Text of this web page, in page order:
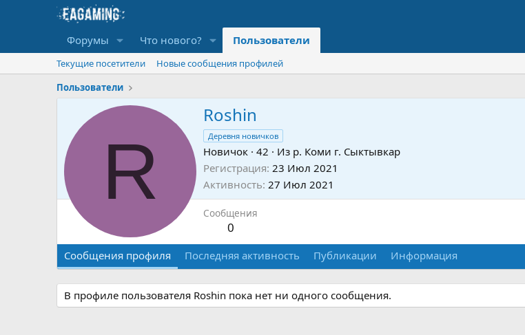
Форумы Что нового? Пользователи
Текущие посетители
Новые сообщения профилей
Пользователи
R
Roshin
Деревня новичков
Новичок · 42 · Из р. Коми г. Сыктывкар
Регистрация 23 Июл 2021
Активность 27 Июл 2021
Сообщения
0
Сообщения профиля Последняя активность Публикации Информация
В профиле пользователя Roshin пока нет ни одного сообщения.